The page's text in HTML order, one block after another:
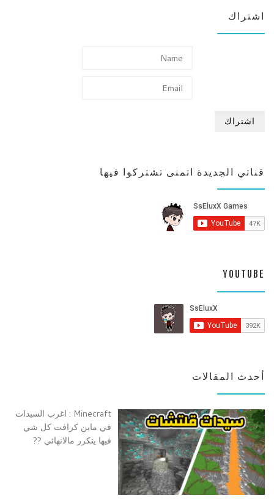
اشتراك
قناتي الجديدة اتمنى تشتركوا فيها
YOUTUBE
أحدث المقالات
Minecraft : اغرب السيدات
في ماين كرافت كل شي
فيها يتكرر مالانهائي ??